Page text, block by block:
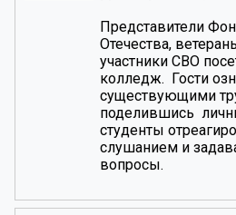
Представители
Отечества,
участники СВО
колледж. Гости
существующими
поделившись
студенты
слушанием и
вопросы.